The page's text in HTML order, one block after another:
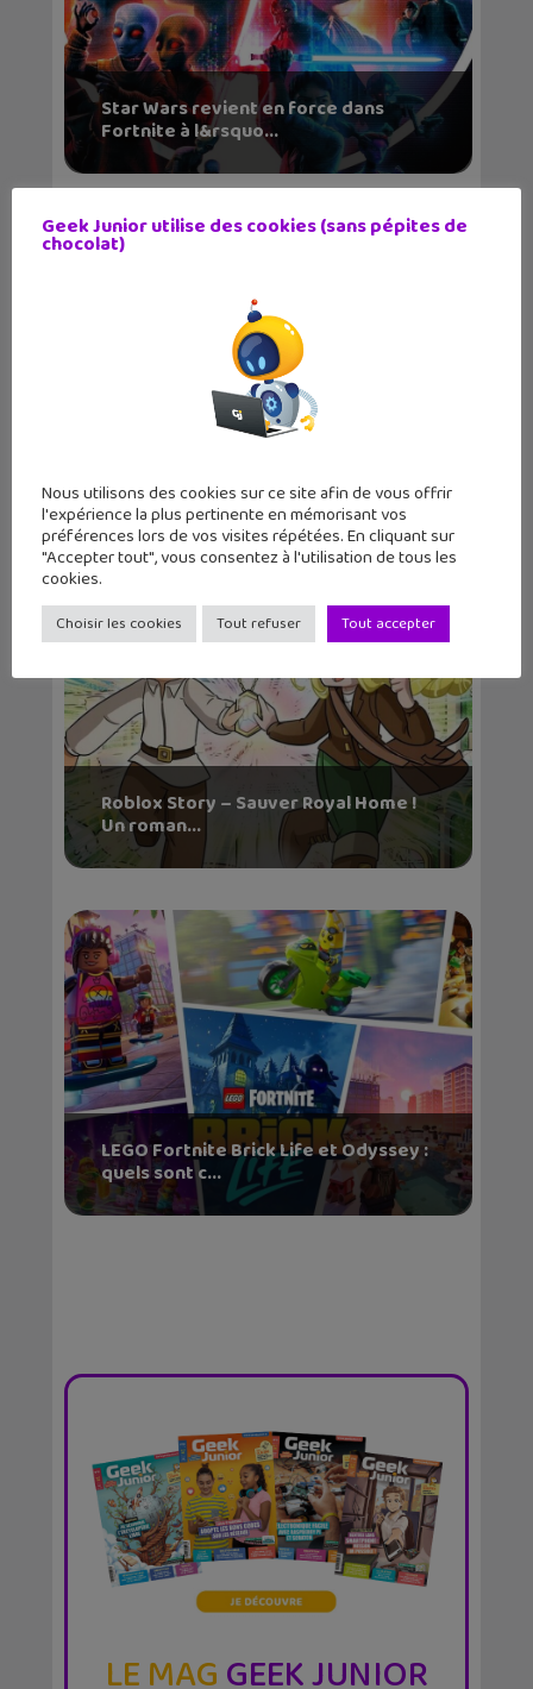
Star Wars revient en force dans
Fortnite à l&rsquo...
Fortnite !...
Roblox Story – Sauver Royal Home !
Un roman...
LEGO Fortnite Brick Life et Odyssey :
quels sont c...
LE MAGGEEK JUNIOR
Geek Junior utilise des cookies (sans pépites de
chocolat)
Nous utilisons des cookies sur ce site afin de vous offrir
l'expérience la plus pertinente en mémorisant vos
préférences lors de vos visites répétées. En cliquant sur
"Accepter tout", vous consentez à l'utilisation de tous les
cookies.
Choisir les cookies Tout refuser Tout accepter